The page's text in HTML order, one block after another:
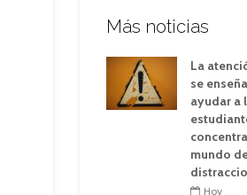
Más noticias
La
se
ayudar a
mundo
Hoy